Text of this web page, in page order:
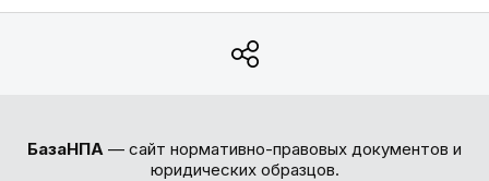
БазаНПА — сайт нормативно-правовых документов и
юридических образцов.